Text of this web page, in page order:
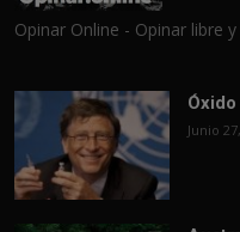
Opinar Online - Opinar libre
Junio